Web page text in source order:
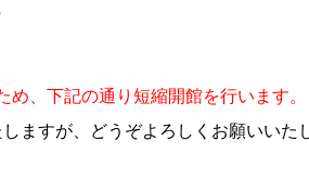
め、下記の通り短縮開館を行います。
ますが、どうぞよろしくお願いいた